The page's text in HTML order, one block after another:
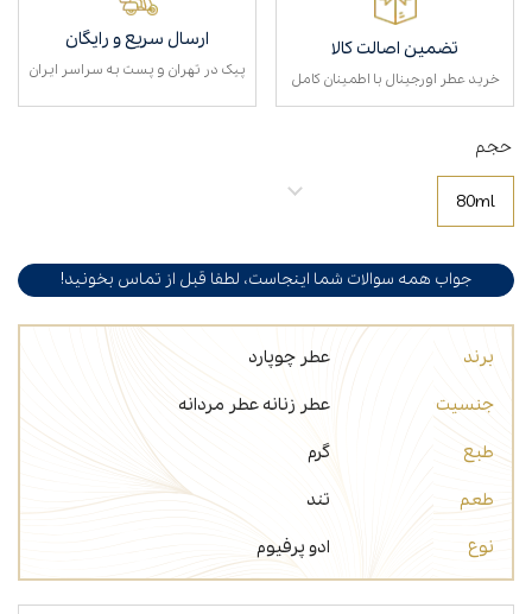
تضمین اصالت کالا
خرید عطر اورجینال با اطمینان کامل
ارسال سریع و رایگان
پیک در تهران و پست به سراسر ایران
حجم
80ml
جواب همه سوالات شما اینجاست، لطفا قبل از تماس بخونید!
برند
عطر چوپارد
جنسیت
عطر زنانهعطر مردانه
طبع
گرم
طعم
تند
نوع
ادو پرفیوم